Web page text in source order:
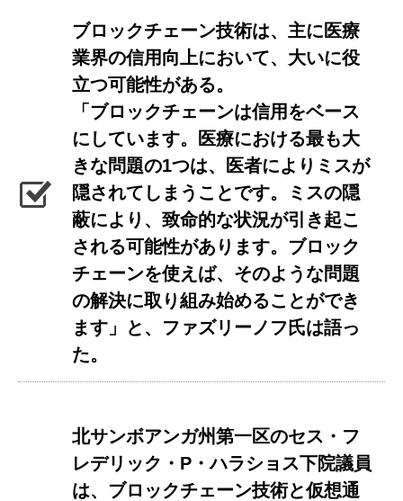
ブロックチェーン技術は、主に医療
業界の信用向上において、大いに役
立つ可能性がある。
「ブロックチェーンは信用をベース
にしています。医療における最も大
きな問題の1つは、医者によりミスが
隠されてしまうことです。ミスの隠
蔽により、致命的な状況が引き起こ
される可能性があります。ブロック
チェーンを使えば、そのような問題
の解決に取り組み始めることができ
ます」と、ファズリーノフ氏は語っ
た。
北サンボアンガ州第一区のセス・フ
レデリック・P・ハラショス下院議員
は、ブロックチェーン技術と仮想通